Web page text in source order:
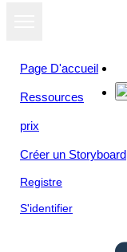
Page D'accueil
Ressources
prix
Créer un Storyboard
Registre
S'identifier